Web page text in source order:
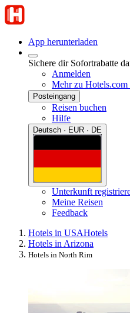
App herunterladen
Sichere dir Sofortrabatte
Anmelden
Mehr zu Hotels.com
Posteingang
Reisen buchen
Hilfe
Deutsch · EUR · DE
Unterkunft
Meine Reisen
Feedback
Hotels in USAHotels
Hotels in Arizona
Hotels in North Rim